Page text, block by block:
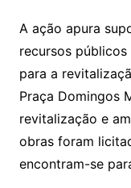
m
A ação apura
recursos
para a
Praça Domingos
revitalização e
obras foram
encontram-se